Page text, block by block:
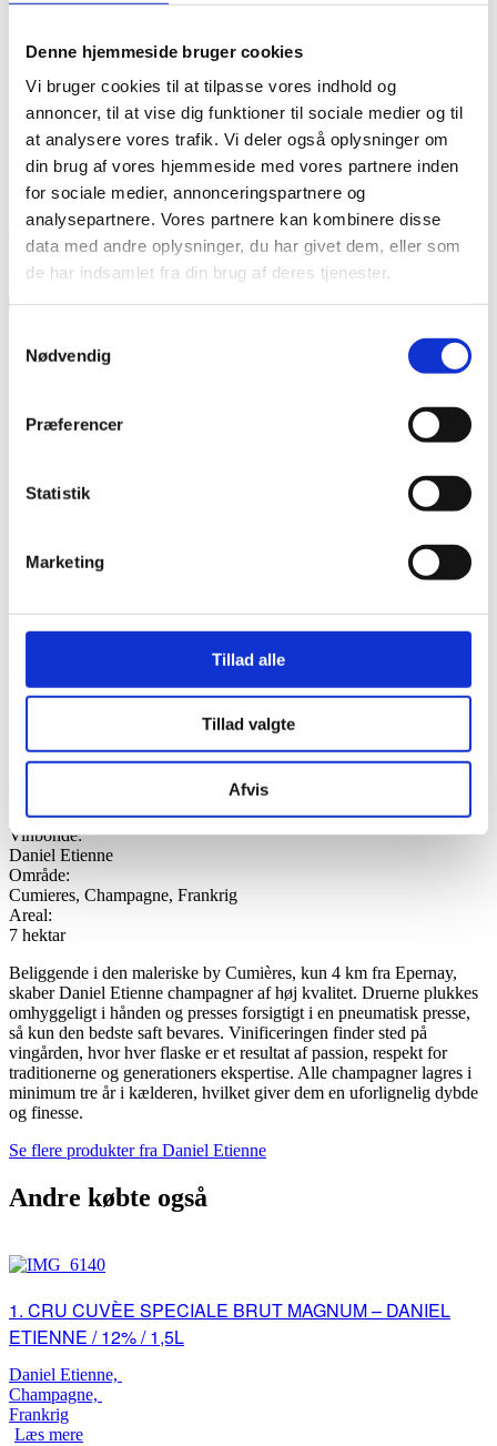
Denne hjemmeside bruger cookies
Vi bruger cookies til at tilpasse vores indhold og
annoncer, til at vise dig funktioner til sociale medier og til
at analysere vores trafik. Vi deler også oplysninger om
din brug af vores hjemmeside med vores partnere inden
for sociale medier, annonceringspartnere og
analysepartnere. Vores partnere kan kombinere disse
data med andre oplysninger, du har givet dem, eller som
de har indsamlet fra din brug af deres tjenester.
Nødvendig
Præferencer
Statistik
Marketing
Tillad alle
Tillad valgte
Afvis
Betingelser
Daniel Etienne
Konventionel
Vinbonde:
Daniel Etienne
Område:
Cumieres, Champagne, Frankrig
Areal:
7 hektar
Beliggende i den maleriske by Cumières, kun 4 km fra Epernay,
skaber Daniel Etienne champagner af høj kvalitet. Druerne plukkes
omhyggeligt i hånden og presses forsigtigt i en pneumatisk presse,
så kun den bedste saft bevares. Vinificeringen finder sted på
vingården, hvor hver flaske er et resultat af passion, respekt for
traditionerne og generationers ekspertise. Alle champagner lagres i
minimum tre år i kælderen, hvilket giver dem en uforlignelig dybde
og finesse.
Se flere produkter fra Daniel Etienne
Andre købte også
1. CRU CUVÈE SPECIALE BRUT MAGNUM – DANIEL
ETIENNE / 12% / 1,5L
Daniel Etienne,
Champagne,
Frankrig
Læs mere